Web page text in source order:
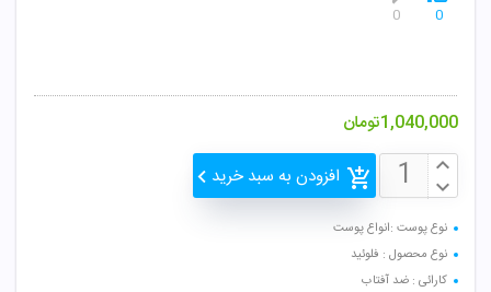
0
0
1,040,000تومان
افزودن به سبد خرید
نوع پوست :انواع پوست
نوع محصول : فلوئید
کارائی : ضد آفتاب